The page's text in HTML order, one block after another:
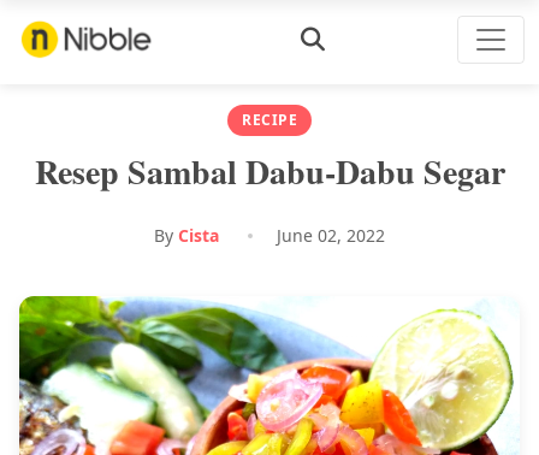
RECIPE
Resep Sambal Dabu-Dabu Segar
By Cista June 02, 2022